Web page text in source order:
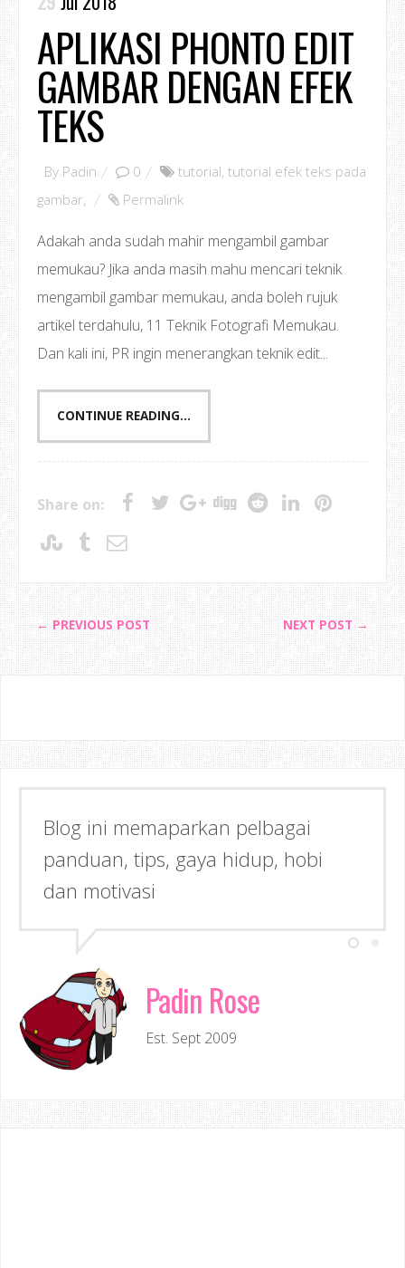
APLIKASI PHONTO EDIT
GAMBAR DENGAN EFEK
TEKS
By Padin 0 tutorial, tutorial efek teks pada
gambar, Permalink
Adakah anda sudah mahir mengambil gambar
memukau? Jika anda masih mahu mencari teknik
mengambil gambar memukau, anda boleh rujuk
artikel terdahulu, 11 Teknik Fotografi Memukau.
Dan kali ini, PR ingin menerangkan teknik edit...
CONTINUE READING...
Share on:
← PREVIOUS POST NEXT POST →
Blog ini memaparkan pelbagai
panduan, tips, gaya hidup, hobi
dan motivasi
Padin Rose
Est. Sept 2009